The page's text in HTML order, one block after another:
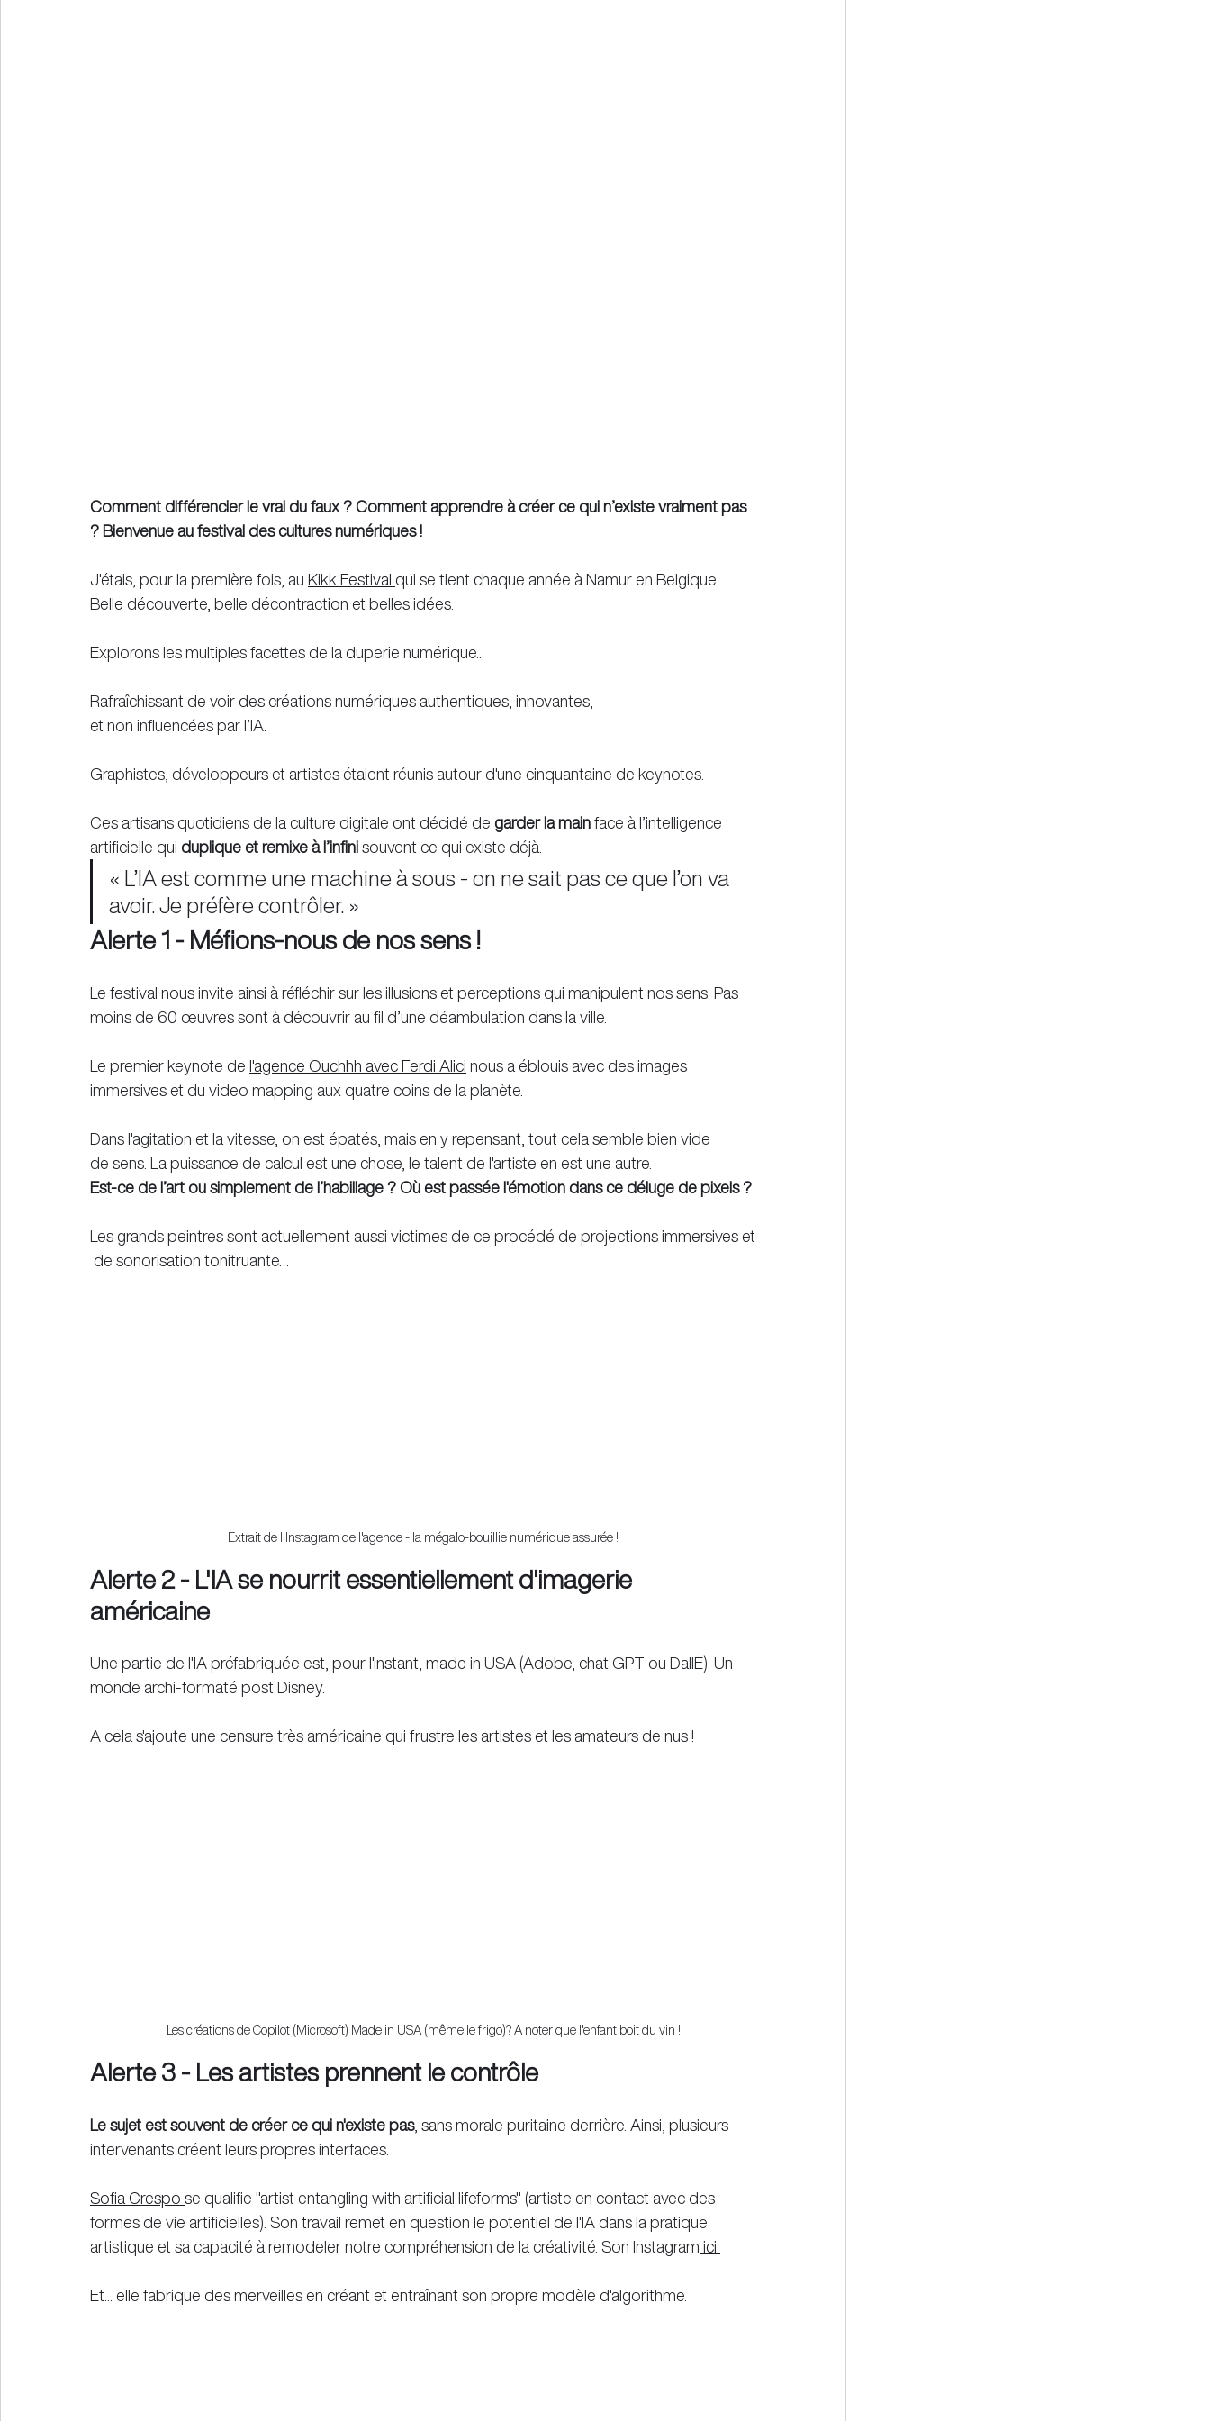
Comment différencier le vrai du faux ? Comment apprendre à créer ce qui n’existe vraiment pas
? Bienvenue au festival des cultures numériques !
J'étais, pour la première fois, au Kikk Festival qui se tient chaque année à Namur en Belgique.
Belle découverte, belle décontraction et belles idées.
Explorons les multiples facettes de la duperie numérique...
Rafraîchissant de voir des créations numériques authentiques, innovantes,
et non influencées par l’IA.
Graphistes, développeurs et artistes étaient réunis autour d'une cinquantaine de keynotes.
Ces artisans quotidiens de la culture digitale ont décidé de garder la main face à l’intelligence
artificielle qui duplique et remixe à l’infini souvent ce qui existe déjà.
« L’IA est comme une machine à sous - on ne sait pas ce que l’on va
avoir. Je préfère contrôler. »
Alerte 1 - Méfions-nous de nos sens !
Le festival nous invite ainsi à réfléchir sur les illusions et perceptions qui manipulent nos sens. Pas
moins de 60 œuvres sont à découvrir au fil d’une déambulation dans la ville.
Le premier keynote de l'agence Ouchhh avec Ferdi Alici nous a éblouis avec des images
immersives et du video mapping aux quatre coins de la planète.
Dans l'agitation et la vitesse, on est épatés, mais en y repensant, tout cela semble bien vide
de sens. La puissance de calcul est une chose, le talent de l'artiste en est une autre.
Est-ce de l’art ou simplement de l’habillage ? Où est passée l'émotion dans ce déluge de pixels ?
Les grands peintres sont actuellement aussi victimes de ce procédé de projections immersives et
de sonorisation tonitruante…
Extrait de l'Instagram de l'agence - la mégalo-bouillie numérique assurée !
Alerte 2 - L'IA se nourrit essentiellement d'imagerie
américaine
Une partie de l'IA préfabriquée est, pour l'instant, made in USA (Adobe, chat GPT ou DallE). Un
monde archi-formaté post Disney.
A cela s'ajoute une censure très américaine qui frustre les artistes et les amateurs de nus !
Les créations de Copilot (Microsoft) Made in USA (même le frigo)? A noter que l'enfant boit du vin !
Alerte 3 - Les artistes prennent le contrôle
Le sujet est souvent de créer ce qui n'existe pas, sans morale puritaine derrière. Ainsi, plusieurs
intervenants créent leurs propres interfaces.
Sofia Crespo se qualifie "artist entangling with artificial lifeforms" (artiste en contact avec des
formes de vie artificielles). Son travail remet en question le potentiel de l'IA dans la pratique
artistique et sa capacité à remodeler notre compréhension de la créativité. Son Instagram ici
Et... elle fabrique des merveilles en créant et entraînant son propre modèle d'algorithme.